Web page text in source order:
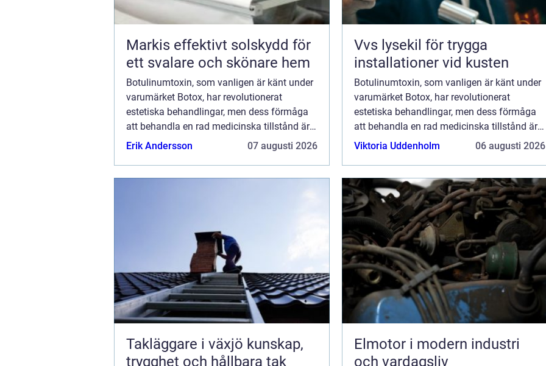
Markis effektivt solskydd för
ett svalare och skönare hem
Botulinumtoxin, som vanligen är känt under
varumärket Botox, har revolutionerat
estetiska behandlingar, men dess förmåga
att behandla en rad medicinska tillstånd är
mindre känd. Medicinsk botox visar sig
Erik Andersson 07 augusti 2026
Vvs lysekil för trygga
installationer vid kusten
Botulinumtoxin, som vanligen är känt under
varumärket Botox, har revolutionerat
estetiska behandlingar, men dess förmåga
att behandla en rad medicinska tillstånd är
mindre känd. Medicinsk botox visar sig
Viktoria Uddenholm 06 augusti 2026
Takläggare i växjö kunskap,
trygghet och hållbara tak
Elmotor i modern industri
och vardagsliv